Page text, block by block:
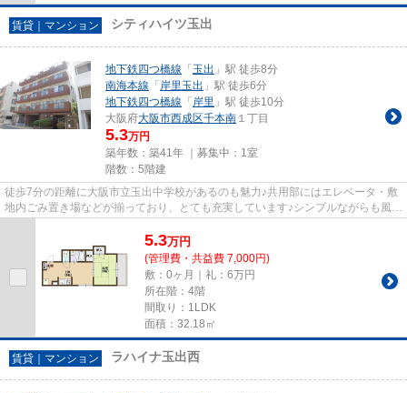
賃貸｜マンション シティハイツ玉出
地下鉄四つ橋線 「 玉出 」駅 徒歩8分
南海本線 「 岸里玉出 」駅 徒歩6分
地下鉄四つ橋線 「 岸里 」駅 徒歩10分
大阪府大阪市西成区千本南 １丁目
5.3万円
築年数：築41年 ｜募集中： 1室
階数：5階建
徒歩7分の距離に大阪市立玉出中学校があるのも魅力♪共用部にはエレベータ・敷
地内ごみ置き場などが揃っており、とても充実しています♪シンプルながらも風の
5.3万円
(管理費・共益費 7,000円)
敷：0ヶ月｜礼：6万円
所在階：4階
間取り：1LDK
面積：32.18㎡
賃貸｜マンション ラハイナ玉出西